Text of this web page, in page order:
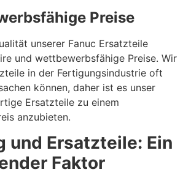
Preise
unserer Fanuc Ersatzteile
und wettbewerbsfähige Preise. Wir
in der Fertigungsindustrie oft
können, daher ist es unser
Ersatzteile zu einem
anzubieten.
und Ersatzteile: Ein
Faktor